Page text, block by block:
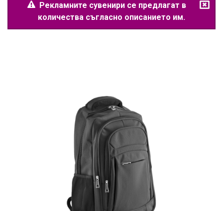
Рекламните сувенири се предлагат в
количества съгласно описанието им.